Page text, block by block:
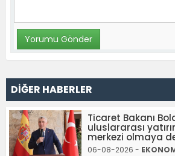
DİĞER HABERLER
Ticaret Bakanı
uluslararası
merkezi olmaya
06-08-2026 -